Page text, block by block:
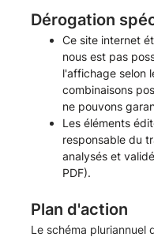
Dérogation
Ce site internet
nous est pas
l'affichage selon
combinaisons
ne pouvons
Les éléments
responsable du
analysés et
PDF).
Plan d'action
Le schéma pluriannuel